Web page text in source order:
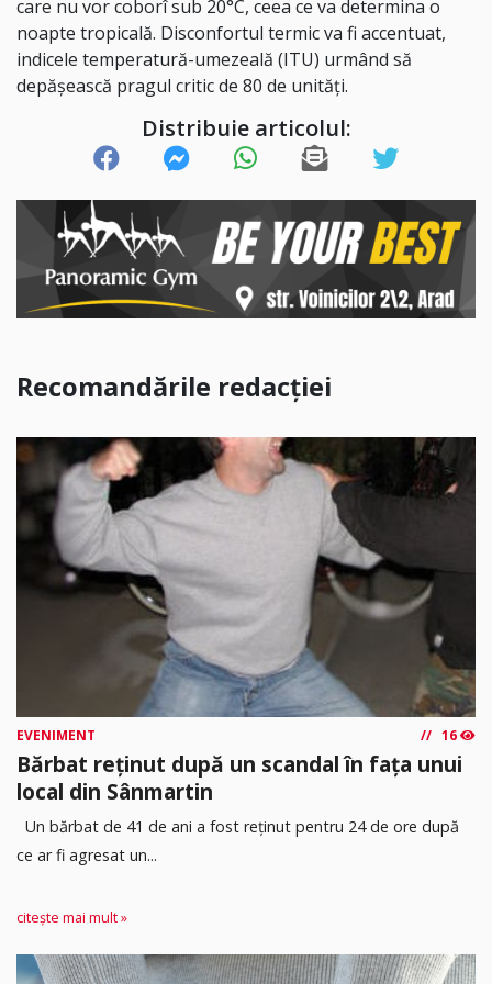
care nu vor coborî sub 20°C, ceea ce va determina o
noapte tropicală. Disconfortul termic va fi accentuat,
indicele temperatură-umezeală (ITU) urmând să
depășească pragul critic de 80 de unități.
Distribuie articolul:
Recomandările redacției
EVENIMENT 16
Bărbat reținut după un scandal în fața unui
local din Sânmartin
Un bărbat de 41 de ani a fost reținut pentru 24 de ore după
ce ar fi agresat un...
citește mai mult »